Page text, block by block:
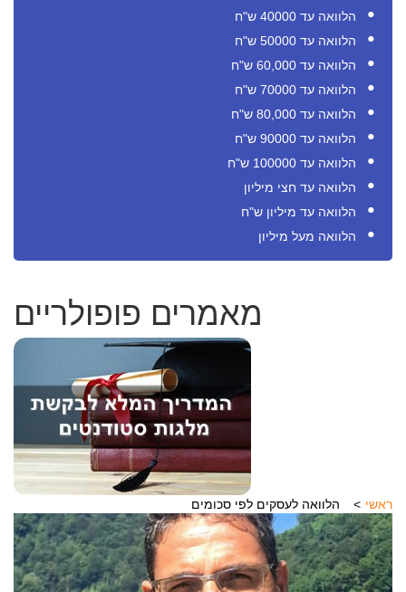
הלוואה עד 40000 ש"ח
הלוואה עד 50000 ש"ח
הלוואה עד 60,000 ש"ח
הלוואה עד 70000 ש"ח
הלוואה עד 80,000 ש"ח
הלוואה עד 90000 ש"ח
הלוואה עד 100000 ש"ח
הלוואה עד חצי מיליון
הלוואה עד מיליון ש"ח
הלוואה מעל מיליון
מאמרים פופולריים
ראשי הלוואה לעסקים לפי סכומים